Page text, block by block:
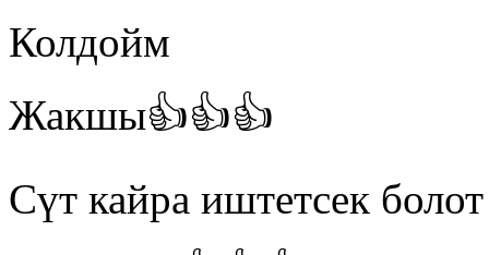
Колдойм
Жакшы👍👍👍
Сүт кайра иштетсек болот